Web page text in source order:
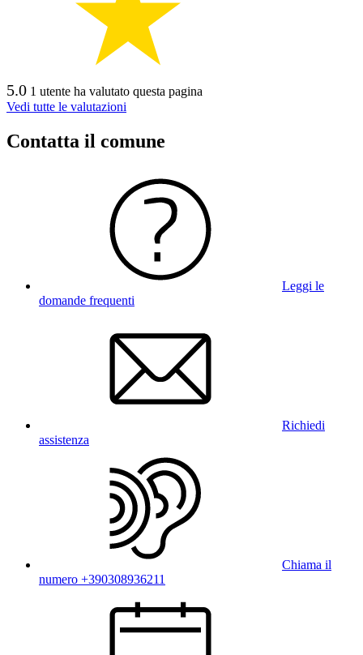
5.0 1 utente ha valutato questa pagina
Vedi tutte le valutazioni
Contatta il comune
Leggi le
domande frequenti
Richiedi
assistenza
Chiama il
numero +390308936211